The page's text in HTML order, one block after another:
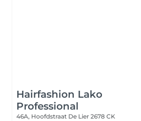
Hairfashion Lako
Professional
46A, Hoofdstraat De Lier 2678 CK